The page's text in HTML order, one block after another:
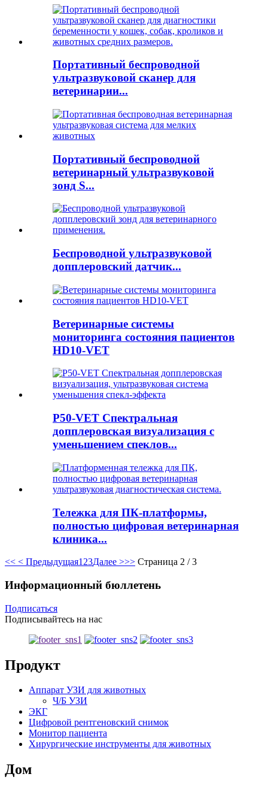
Портативный беспроводной
ультразвуковой сканер для
ветеринарии...
Портативный беспроводной
ветеринарный ультразвуковой
зонд S...
Беспроводной ультразвуковой
допплеровский датчик...
Ветеринарные системы
мониторинга состояния пациентов
HD10-VET
P50-VET Спектральная
допплеровская визуализация с
уменьшением спеклов...
Тележка для ПК-платформы,
полностью цифровая ветеринарная
клиника...
<< < Предыдущая1 23Далее >>> Страница 2 / 3
Информационный бюллетень
Подписаться
Подписывайтесь на нас
Продукт
Аппарат УЗИ для животных
Ч/Б УЗИ
ЭКГ
Цифровой рентгеновский снимок
Монитор пациента
Хирургические инструменты для животных
Дом